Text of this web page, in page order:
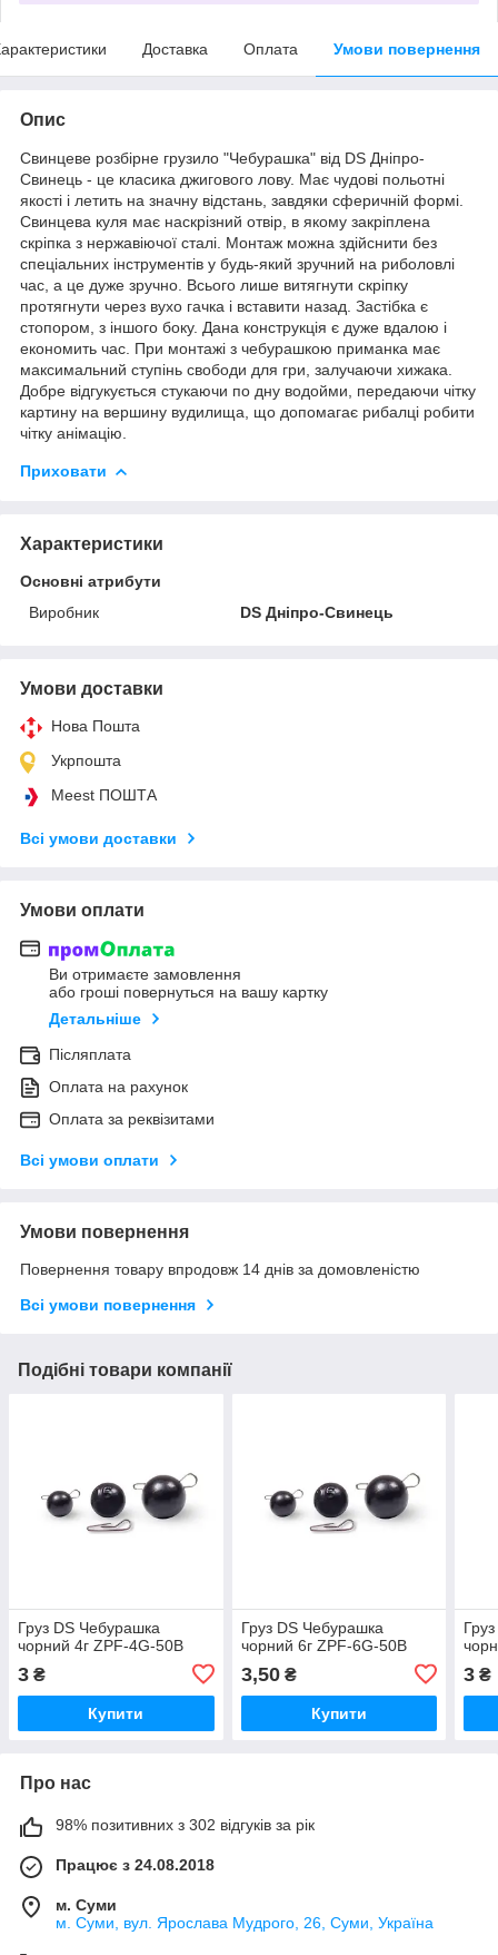
Доставка Оплата Умови повернення
Опис
Свинцеве розбірне грузило "Чебурашка" від DS Дніпро-
Свинець - це класика джигового лову. Має чудові польотні
якості і летить на значну відстань, завдяки сферичній формі.
Свинцева куля має наскрізний отвір, в якому закріплена
скріпка з нержавіючої сталі. Монтаж можна здійснити без
спеціальних інструментів у будь-який зручний на риболовлі
час, а це дуже зручно. Всього лише витягнути скріпку
протягнути через вухо гачка і вставити назад. Застібка є
стопором, з іншого боку. Дана конструкція є дуже вдалою і
економить час. При монтажі з чебурашкою приманка має
максимальний ступінь свободи для гри, залучаючи хижака.
Добре відгукується стукаючи по дну водойми, передаючи чітку
картину на вершину вудилища, що допомагає рибалці робити
чітку анімацію.
Приховати
Характеристики
Основні атрибути
Виробник
DS Дніпро-Свинець
Умови доставки
Нова Пошта
Укрпошта
Meest ПОШТА
Всі умови доставки
Умови оплати
Ви отримаєте замовлення
або гроші повернуться на вашу картку
Детальніше
Післяплата
Оплата на рахунок
Оплата за реквізитами
Всі умови оплати
Умови повернення
Повернення товару впродовж 14 днів за домовленістю
Всі умови повернення
Подібні товари компанії
Груз DS Чебурашка
чорний 4г ZPF-4G-50B
3 ₴
Купити
Груз DS Чебурашка
чорний 6г ZPF-6G-50B
3,50₴
Купити
3 ₴
Про нас
98% позитивних з 302 відгуків за рік
Працює з 24.08.2018
м. Суми
м. Суми, вул. Ярослава Мудрого, 26, Суми, Україна